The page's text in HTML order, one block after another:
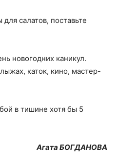
салатов, поставьте
новогодних каникул.
каток, кино, мастер-
в тишине хотя бы 5
Агата БОГДАНОВА